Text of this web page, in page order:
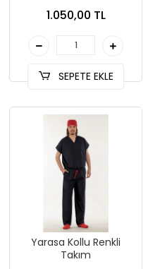
1.050,00 TL
SEPETE EKLE
Yarasa Kollu Renkli
Takım